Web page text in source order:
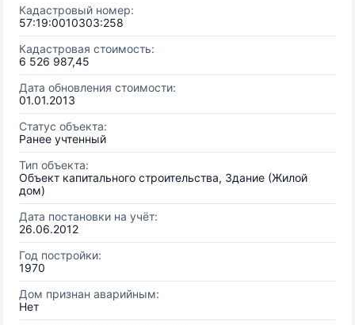
Кадастровый номер:
57:19:0010303:258
Кадастровая стоимость:
6 526 987,45
Дата обновления стоимости:
01.01.2013
Статус объекта:
Ранее учтенный
Тип объекта:
Объект капитального строительства, Здание (Жилой
дом)
Дата постановки на учёт:
26.06.2012
Год постройки:
1970
Дом признан аварийным:
Нет